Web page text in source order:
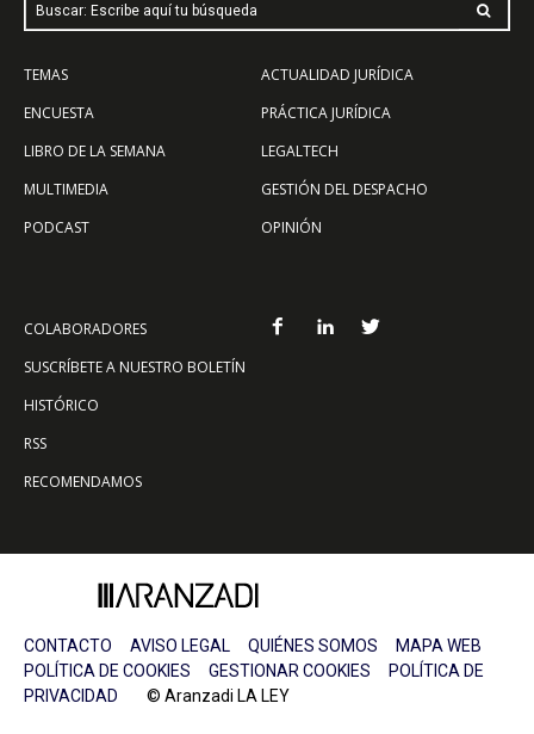
Buscar: Escribe aquí tu búsqueda
TEMAS
ENCUESTA
LIBRO DE LA SEMANA
MULTIMEDIA
PODCAST
ACTUALIDAD JURÍDICA
PRÁCTICA JURÍDICA
LEGALTECH
GESTIÓN DEL DESPACHO
OPINIÓN
COLABORADORES
SUSCRÍBETE A NUESTRO BOLETÍN
HISTÓRICO
RSS
RECOMENDAMOS
CONTACTO AVISO LEGAL QUIÉNES SOMOS
MAPA WEB
POLÍTICA DE COOKIES
GESTIONAR COOKIES
POLÍTICA DE
PRIVACIDAD © Aranzadi LA LEY